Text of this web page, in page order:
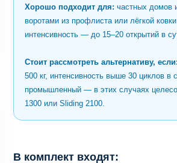
Хорошо подходит для: частных домов
воротами из профлиста или лёгкой
интенсивность — до 15–20 открытий в
Стоит рассмотреть альтернативу, если:
500 кг, интенсивность выше 30 циклов в
промышленный — в этих случаях
1300 или Sliding 2100.
В комплект входят: